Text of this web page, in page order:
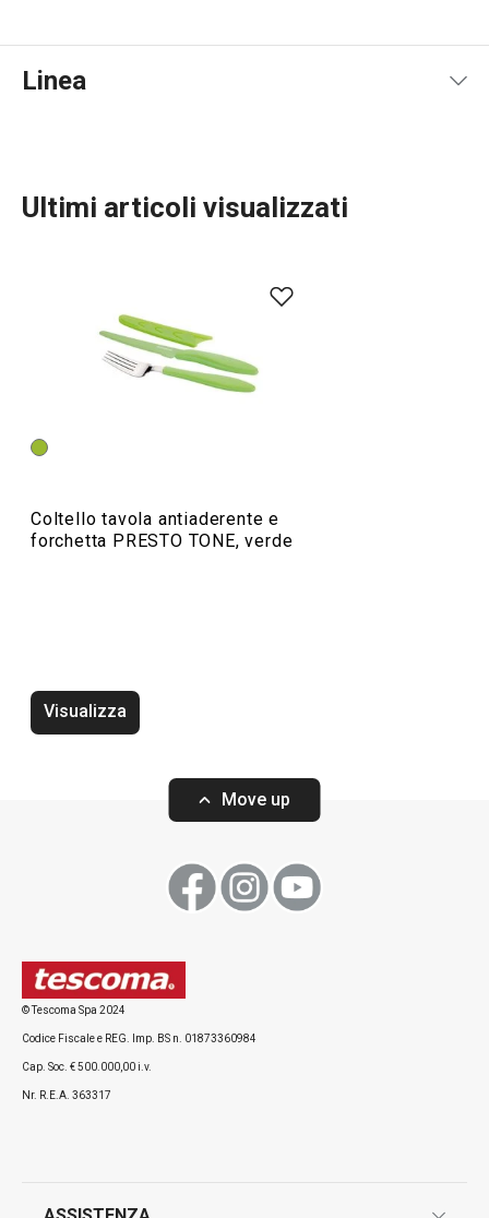
Linea
Preparazione degli alimenti
PRESTO TONE 22 cm
Ultimi articoli visualizzati
Coltello tavola antiaderente e
forchetta PRESTO TONE, verde
Visualizza
Move up
© Tescoma Spa 2024
Codice Fiscale e REG. Imp. BS n. 01873360984
Cap. Soc. € 500.000,00 i.v.
Nr. R.E.A. 363317